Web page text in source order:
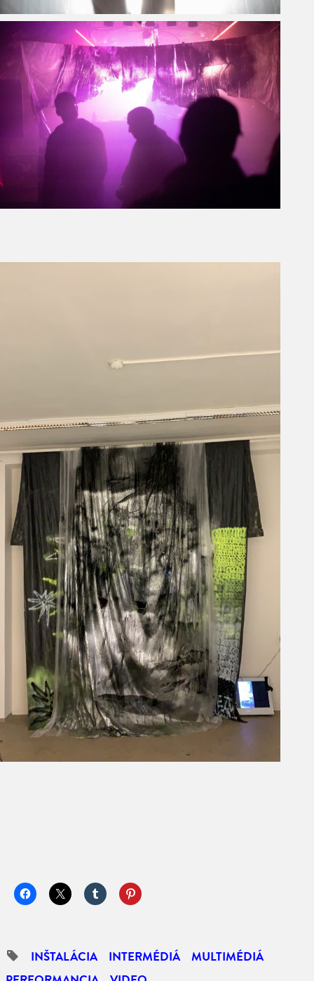
INŠTALÁCIA INTERMÉDIÁ
MULTIMÉDIÁ